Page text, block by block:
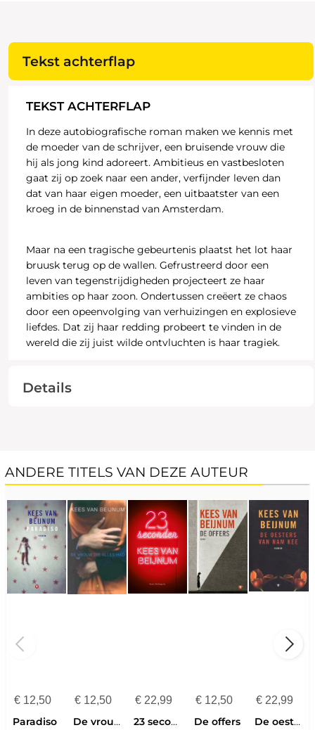
Tekst achterflap
TEKST ACHTERFLAP
In deze autobiografische roman maken we kennis met
de moeder van de schrijver, een bruisende vrouw die
hij als jong kind adoreert. Ambitieus en vastbesloten
gaat zij op zoek naar een ander, verfijnder leven dan
dat van haar eigen moeder, een uitbaatster van een
kroeg in de binnenstad van Amsterdam.
Maar na een tragische gebeurtenis plaatst het lot haar
bruusk terug op de wallen. Gefrustreerd door een
leven van tegenstrijdigheden projecteert ze haar
ambities op haar zoon. Ondertussen creëert ze chaos
door een opeenvolging van verhuizingen en explosieve
liefdes. Dat zij haar redding probeert te vinden in de
wereld die zij juist wilde ontvluchten is haar tragiek.
Details
ANDERE TITELS VAN DEZE AUTEUR
€12,50
Paradiso
€12,50
De vrouw die alles had
€ 22,99
23 seconden
€ 12,50
De offers
€ 22,99
De oesters van Nam Kee